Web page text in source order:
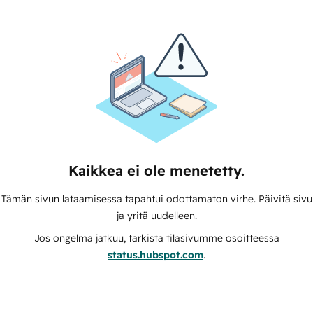
Kaikkea ei ole menetetty.
Tämän sivun lataamisessa tapahtui odottamaton virhe. Päivitä sivu
ja yritä uudelleen.
Jos ongelma jatkuu, tarkista tilasivumme osoitteessa
status.hubspot.com.